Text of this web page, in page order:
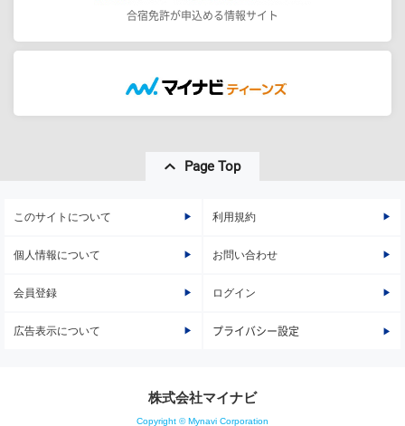
合宿免許が申込める情報サイト
Page Top
このサイトについて 利用規約
個人情報について お問い合わせ
会員登録 ログイン
広告表示について プライバシー設定
株式会社マイナビ
Copyright © Mynavi Corporation